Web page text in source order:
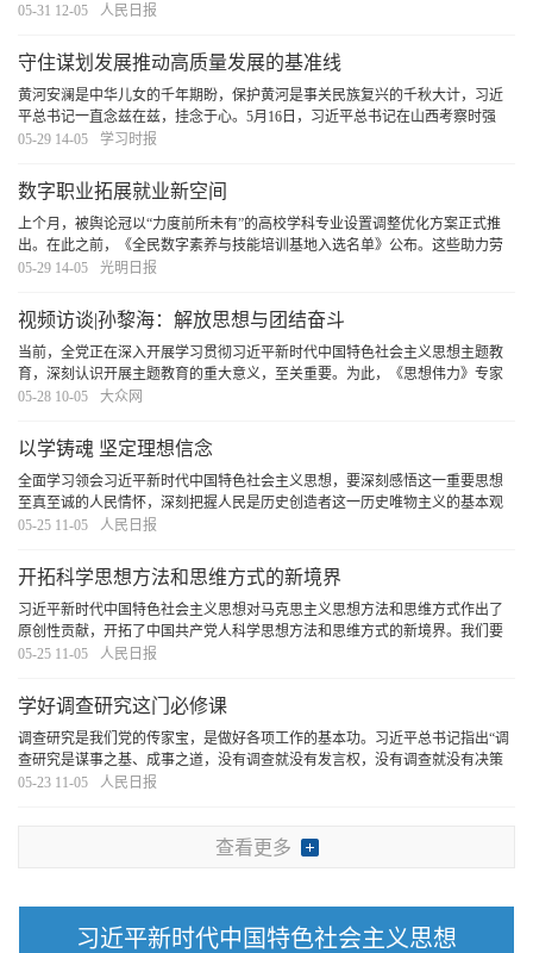
入人心。下“绣花”功夫，做长久文章，进一步营造良好的农技推广环境，培育更
05-31 12-05 人民日报
守住谋划发展推动高质量发展的基准线
黄河安澜是中华儿女的千年期盼，保护黄河是事关民族复兴的千秋大计，习近
平总书记一直念兹在兹，挂念于心。5月16日，习近平总书记在山西考察时强
调，黄河流域各省区都要坚持把保护黄河流域生态作为谋划发展、推动高质量
05-29 14-05 学习时报
数字职业拓展就业新空间
上个月，被舆论冠以“力度前所未有”的高校学科专业设置调整优化方案正式推
出。在此之前，《全民数字素养与技能培训基地入选名单》公布。这些助力劳
动者提升就业创业能力、拥抱新经济新职业的举措，带给人们不少鼓舞和启
05-29 14-05 光明日报
视频访谈|孙黎海：解放思想与团结奋斗
当前，全党正在深入开展学习贯彻习近平新时代中国特色社会主义思想主题教
育，深刻认识开展主题教育的重大意义，至关重要。为此，《思想伟力》专家
视频访谈栏目特别邀请了山东省社会主义学院党组成员、副院长孙黎海，带我
05-28 10-05 大众网
以学铸魂 坚定理想信念
全面学习领会习近平新时代中国特色社会主义思想，要深刻感悟这一重要思想
至真至诚的人民情怀，深刻把握人民是历史创造者这一历史唯物主义的基本观
点，深刻体会人民是我们党执政的最深厚基础和最大底气，在学习中感悟初心
05-25 11-05 人民日报
开拓科学思想方法和思维方式的新境界
习近平新时代中国特色社会主义思想对马克思主义思想方法和思维方式作出了
原创性贡献，开拓了中国共产党人科学思想方法和思维方式的新境界。我们要
把握好习近平新时代中国特色社会主义思想的世界观和方法论，坚持好、运用
05-25 11-05 人民日报
学好调查研究这门必修课
调查研究是我们党的传家宝，是做好各项工作的基本功。习近平总书记指出“调
查研究是谋事之基、成事之道，没有调查就没有发言权，没有调查就没有决策
权”，强调“坚持从实际出发，前提是深入实际、了解实际，只有这样才能做到实
05-23 11-05 人民日报
查看更多
习近平新时代中国特色社会主义思想